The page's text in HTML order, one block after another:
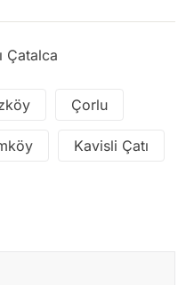
Çorlu
Kavisli Çatı